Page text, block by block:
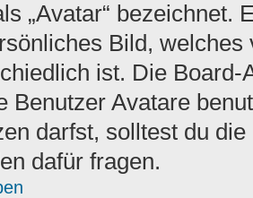
„Avatar“ bezeichnet.
Bild,
ist. Die
Benutzer Avatare
darfst, solltest du
dafür fragen.